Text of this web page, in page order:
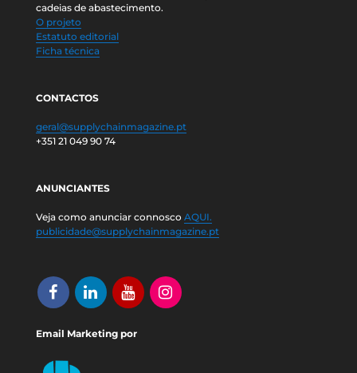
cadeias de abastecimento.
O projeto
Estatuto editorial
Ficha técnica
CONTACTOS
geral@supplychainmagazine.pt
+351 21 049 90 74
ANUNCIANTES
Veja como anunciar connosco AQUI.
publicidade@supplychainmagazine.pt
Email Marketing por